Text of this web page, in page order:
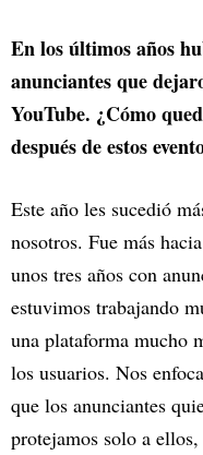
En los últimos años
anunciantes que
YouTube. ¿Cómo
después de estos
Este año les sucedió
nosotros. Fue más hacia
unos tres años con
estuvimos trabajando
una plataforma mucho
los usuarios. Nos
que los anunciantes
protejamos solo a